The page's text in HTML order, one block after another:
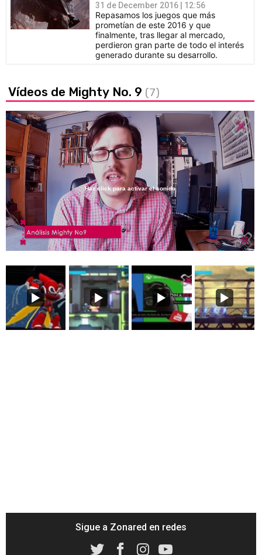
31 de December 2016 | 12:56
Repasamos los juegos que más
prometían de este 2016 y que
finalmente, tras llegar al mercado,
perdieron gran parte de todo el interés
generado durante su desarrollo.
Vídeos de Mighty No. 9 (7)
/
Loaded
6.69%
Haz click para activar el sonido
Sigue a Zonared en redes